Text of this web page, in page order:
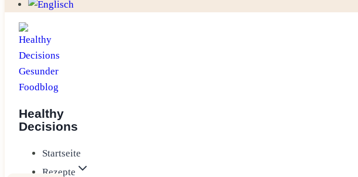
Healthy
Decisions
Startseite
Rezepte